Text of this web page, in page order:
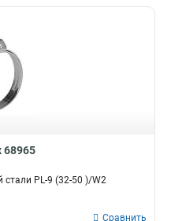
68965
PL-9 (32-50 )/W2
Сравнить